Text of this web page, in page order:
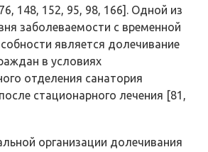
148, 152, 95, 98, 166]. Одной из
заболеваемости с временной
является долечивание
в условиях
отделения санатория
стационарного лечения [81,
организации долечивания